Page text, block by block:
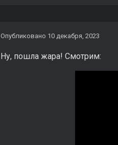
Опубликовано 10 декабря, 2023
Ну, пошла жара! Смотрим: